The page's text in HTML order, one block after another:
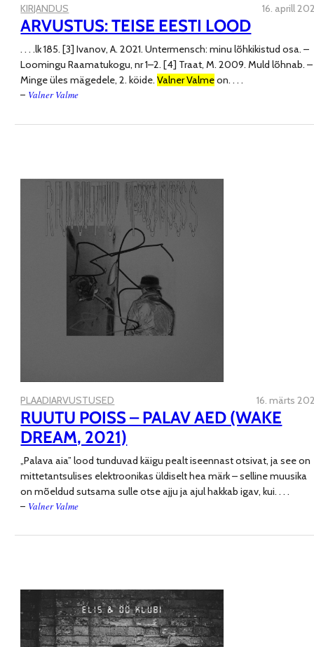
KIRJANDUS 16. aprill
ARVUSTUS: TEISE EESTI LOOD
. . . .lk 185. [3] Ivanov, A. 2021. Untermensch: minu lõhkikistud osa. –
Loomingu Raamatukogu, nr 1–2. [4] Traat, M. 2009. Muld lõhnab. –
Minge üles mägedele, 2. köide.Valner Valmeon. . . .
– Valner Valme
PLAADIARVUSTUSED 16. märts
RUUTU POISS – PALAV AED (WAKE
DREAM, 2021)
„Palava aia” lood tunduvad käigu pealt iseennast otsivat, ja see on
mittetantsulises elektroonikas üldiselt hea märk – selline muusika
on mõeldud sutsama sulle otse ajju ja ajul hakkab igav, kui. . . .
– Valner Valme